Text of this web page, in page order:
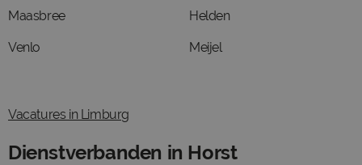
Maasbree
Venlo
Helden
Meijel
Vacatures in Limburg
Dienstverbanden in Horst